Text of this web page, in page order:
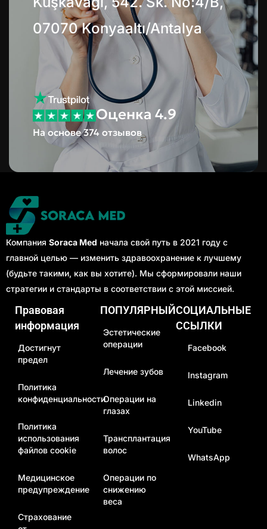
07070 Konyaaltı/Antalya
Оценка 4.9
На основе 374 отзывов
Компания Soraca Med начала свой путь в 2021 году с
главной целью — изменить здравоохранение к лучшему
(будьте такими, как вы хотите). Мы сформировали наши
стратегии и стандарты в соответствии с этой миссией.
Правовая
информация
Достигнут
предел
Политика
конфиденциальности
Политика
использования
файлов cookie
Медицинское
предупреждение
Страхование
ПОПУЛЯРНЫЙ
Эстетические
операции
Лечение зубов
Операции на
глазах
Трансплантация
волос
Операции по
снижению
веса
СОЦИАЛЬНЫЕ
ССЫЛКИ
Facebook
Instagram
Linkedin
YouTube
WhatsApp